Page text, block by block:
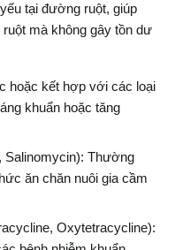
tại đường ruột, giúp
mà không gây tồn dư
hoặc kết hợp với các loại
khuẩn hoặc tăng
Salinomycin): Thường
ăn chăn nuôi gia cầm
Oxytetracycline):